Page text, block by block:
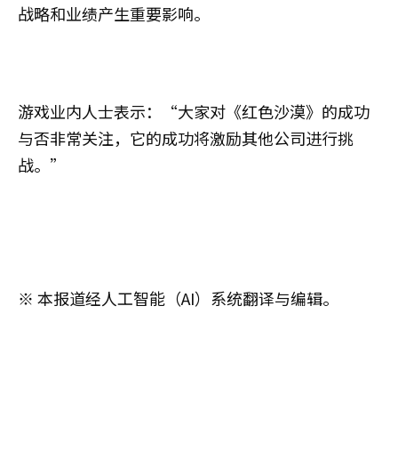
战略和业绩产生重要影响。
游戏业内人士表示：“大家对《红色沙漠》的成功
与否非常关注，它的成功将激励其他公司进行挑
战。”
※ 本报道经人工智能（AI）系统翻译与编辑。